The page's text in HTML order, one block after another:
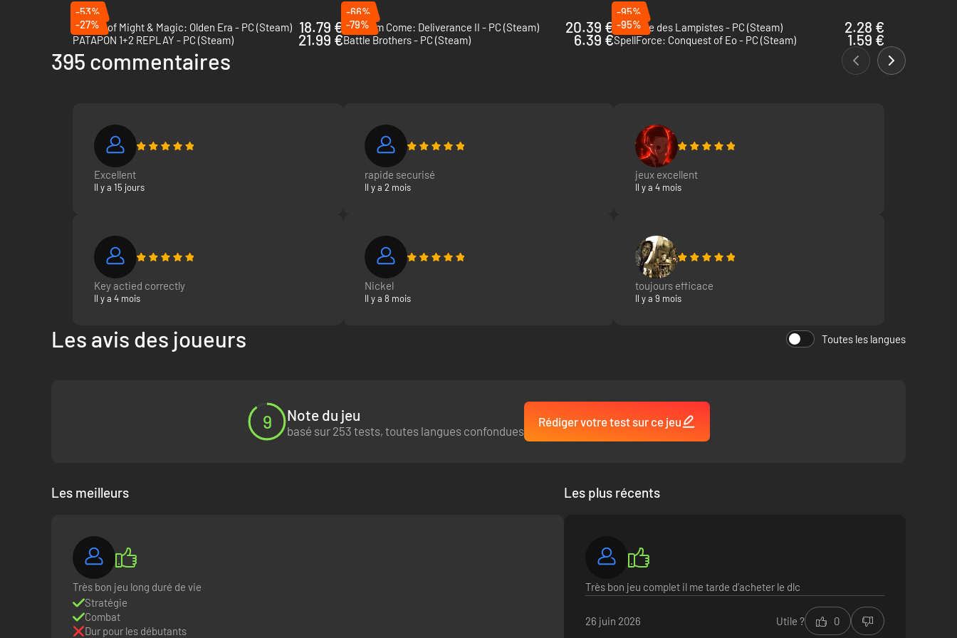
-53%
Heroes of Might & Magic: Olden Era - PC (Steam)
18.79 €
-66%
Kingdom Come: Deliverance II - PC (Steam)
20.39 €
-95%
La Ligue des Lampistes - PC (Steam)
2.28 €
-27%
PATAPON 1+2 REPLAY - PC (Steam)
21.99 €
-79%
Battle Brothers - PC (Steam)
6.39 €
-95%
SpellForce: Conquest of Eo - PC (Steam)
1.59 €
395 commentaires
Excellent
Il y a 15 jours
rapide securisé
Il y a 2 mois
jeux excellent
Il y a 4 mois
Key actied correctly
Il y a 4 mois
Nickel
Il y a 8 mois
toujours efficace
Il y a 9 mois
Les avis des joueurs Toutes les langues
9 Note du jeu
basé sur 253 tests, toutes langues confondues
Rédiger votre test sur ce jeu
Les meilleurs
Très bon jeu long duré de vie
Stratégie
Combat
Dur pour les débutants
Les plus récents
Très bon jeu complet il me tarde d’acheter le dlc
26 juin 2026 Utile ? 0